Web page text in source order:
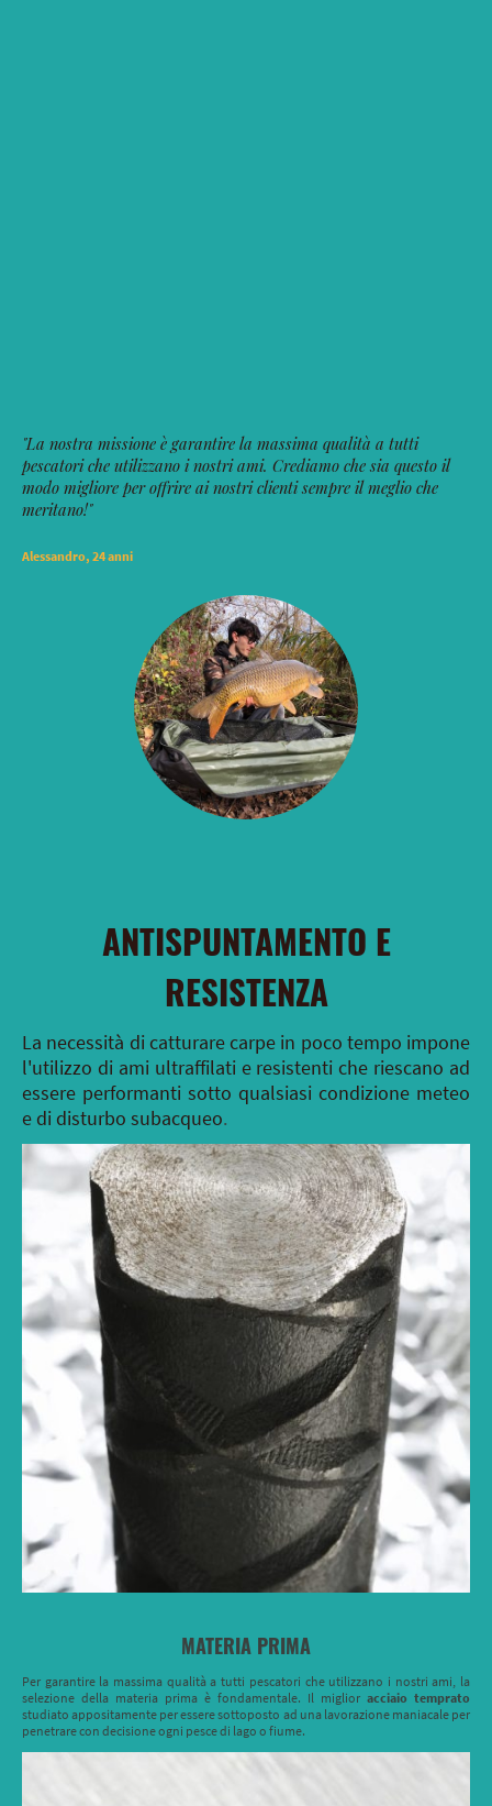
"La nostra missione è garantire la massima qualità a tutti
pescatori che utilizzano i nostri ami. Crediamo che sia questo il
modo migliore per offrire ai nostri clienti sempre il meglio che
meritano!"
Alessandro, 24 anni
ANTISPUNTAMENTO E
RESISTENZA
La necessità di catturare carpe in poco tempo impone
l'utilizzo di ami ultraffilati e resistenti che riescano ad
essere performanti sotto qualsiasi condizione meteo
e di disturbo subacqueo.
MATERIA PRIMA
Per garantire la massima qualità a tutti pescatori che utilizzano i nostri ami, la
selezione della materia prima è fondamentale. Il miglior acciaio temprato
studiato appositamente per essere sottoposto ad una lavorazione maniacale per
penetrare con decisione ogni pesce di lago o fiume.